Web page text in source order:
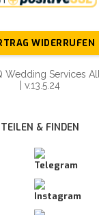
WIDERRUFEN
Wedding Services
| v.13.5.24
TEILEN & FINDEN